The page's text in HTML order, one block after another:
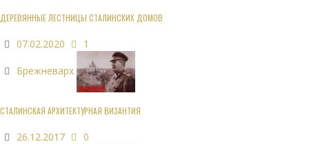
ДЕРЕВЯННЫЕ ЛЕСТНИЦЫ СТАЛИНСКИХ ДОМОВ
07.02.2020 1
Брежневарх
СТАЛИНСКАЯ АРХИТЕКТУРНАЯ ВИЗАНТИЯ
26.12.2017 0